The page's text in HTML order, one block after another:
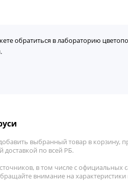
обратиться в лабораторию
выбранный товар в корзину,
доставкой по всей РБ.
в том числе с официальных
внимание на